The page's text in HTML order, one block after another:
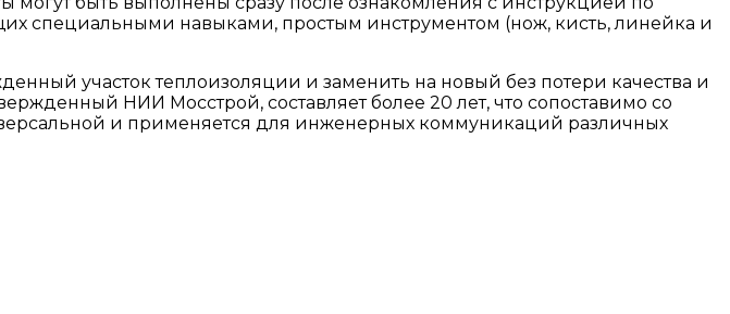
специальными навыками, простым инструментом (нож, кисть, линейка и
участок теплоизоляции и заменить на новый без потери качества и
НИИ Мосстрой, составляет более 20 лет, что сопоставимо со
и применяется для инженерных коммуникаций различных